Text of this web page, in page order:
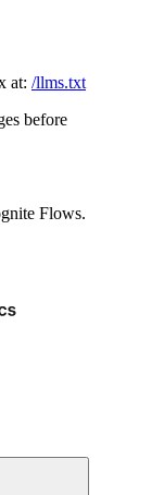
at: /llms.txt
before
Flows.